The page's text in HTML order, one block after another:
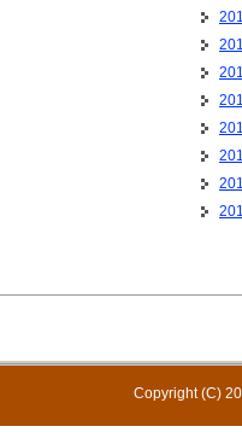
Copyright (C)